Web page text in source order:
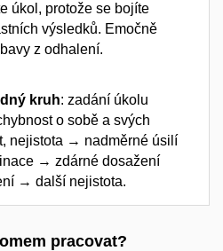
úkol, protože se bojíte
výsledků. Emočně
z odhalení.
kruh: zadání úkolu
o sobě a svých
nejistota → nadměrné úsilí
→ zdárné dosažení
→ další nejistota.
pracovat?